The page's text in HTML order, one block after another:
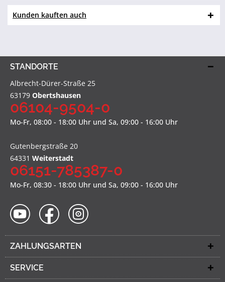
Kunden kauften auch
STANDORTE
Albrecht-Dürer-Straße 25
63179 Obertshausen
06104-9504-0
Mo-Fr, 08:00 - 18:00 Uhr und Sa, 09:00 - 16:00 Uhr
Gutenbergstraße 20
64331 Weiterstadt
06151-785387-0
Mo-Fr, 08:30 - 18:00 Uhr und Sa, 09:00 - 16:00 Uhr
ZAHLUNGSARTEN
SERVICE